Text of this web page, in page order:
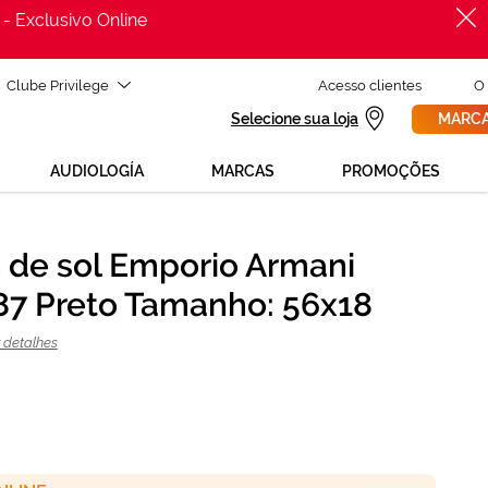
Exclusivo Online
Clube Privilege Acesso clientes O
Selecione sua loja
AUDIOLOGÍA MARCAS PROMOÇÕES
ADICIONAR AO CARRINHO
sol Emporio Armani
Preto Tamanho: 56x18
detalhes